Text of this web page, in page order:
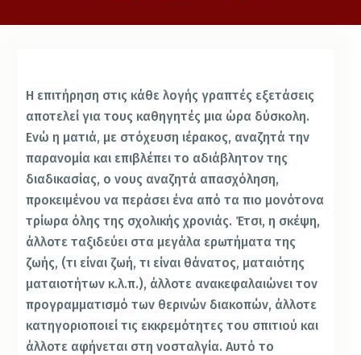
Η επιτήρηση στις κάθε λογής γραπτές εξετάσεις
αποτελεί για τους καθηγητές μια ώρα δύσκολη.
Ενώ η ματιά, με στόχευση ιέρακος, αναζητά την
παρανομία και επιβλέπει το αδιάβλητον της
διαδικασίας, ο νους αναζητά απασχόληση,
προκειμένου να περάσει ένα από τα πιο μονότονα
τρίωρα όλης της σχολικής χρονιάς. Έτσι, η σκέψη,
άλλοτε ταξιδεύει στα μεγάλα ερωτήματα της
ζωής, (τι είναι ζωή, τι είναι θάνατος, ματαιότης
ματαιοτήτων κ.λ.π.), άλλοτε ανακεφαλαιώνει τον
προγραμματισμό των θερινών διακοπών, άλλοτε
κατηγοριοποιεί τις εκκρεμότητες του σπιτιού και
άλλοτε αφήνεται στη νοσταλγία. Αυτό το